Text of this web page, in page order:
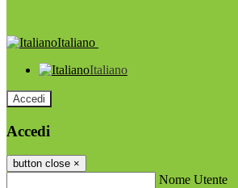
Italiano
Italiano
Accedi
Accedi
button close ×
Nome Utente